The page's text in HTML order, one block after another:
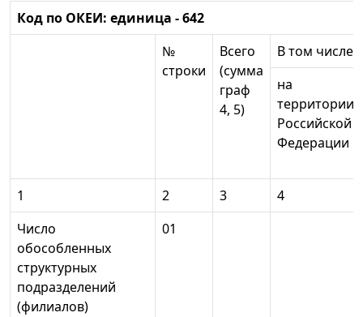
Код по ОКЕИ: единица - 642
№
строки
Всего
(сумма
граф
4, 5)
В том числе
на
территории
Российской
Федерации
1 2 3
4
Число
обособленных
структурных
подразделений
(филиалов)
01